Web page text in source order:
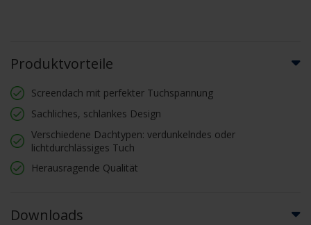
Produktvorteile
Screendach mit perfekter Tuchspannung
Sachliches, schlankes Design
Verschiedene Dachtypen: verdunkelndes oder
lichtdurchlässiges Tuch
Herausragende Qualität
Downloads